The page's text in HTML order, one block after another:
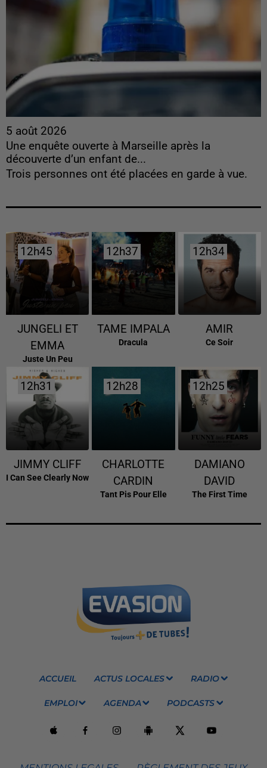
5 août 2026
Une enquête ouverte à Marseille après la
découverte d’un enfant de...
Trois personnes ont été placées en garde à vue.
12h45
12h45
JUNGELI ET
EMMA
Juste Un Peu
12h37
12h37
TAME IMPALA
Dracula
12h34
12h34
AMIR
Ce Soir
12h31
12h31
JIMMY CLIFF
I Can See Clearly Now
12h28
12h28
CHARLOTTE
CARDIN
Tant Pis Pour Elle
12h25
12h25
DAMIANO
DAVID
The First Time
ACCUEIL ACTUS LOCALES RADIO
EMPLOI AGENDA PODCASTS